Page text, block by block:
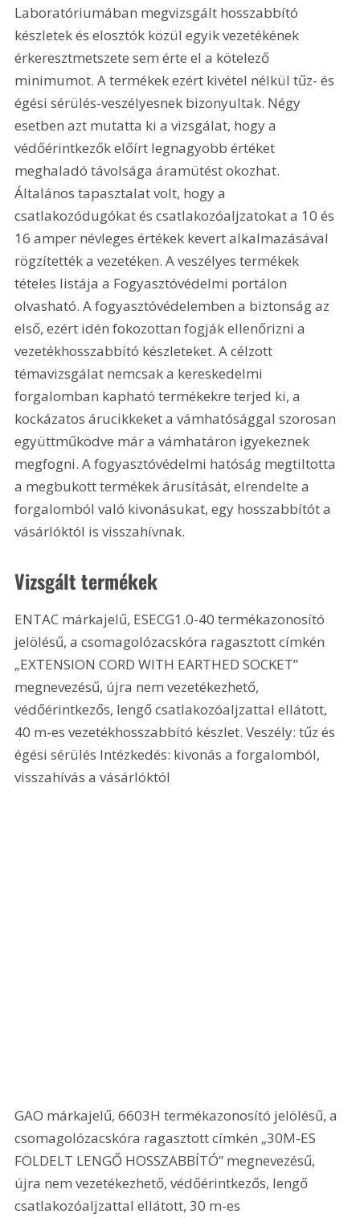
Laboratóriumában megvizsgált hosszabbító
készletek és elosztók közül egyik vezetékének
érkeresztmetszete sem érte el a kötelező
minimumot. A termékek ezért kivétel nélkül tűz- és
égési sérülés-veszélyesnek bizonyultak. Négy
esetben azt mutatta ki a vizsgálat, hogy a
védőérintkezők előírt legnagyobb értéket
meghaladó távolsága áramütést okozhat.
Általános tapasztalat volt, hogy a
csatlakozódugókat és csatlakozóaljzatokat a 10 és
16 amper névleges értékek kevert alkalmazásával
rögzítették a vezetéken. A veszélyes termékek
tételes listája a Fogyasztóvédelmi portálon
olvasható. A fogyasztóvédelemben a biztonság az
első, ezért idén fokozottan fogják ellenőrizni a
vezetékhosszabbító készleteket. A célzott
témavizsgálat nemcsak a kereskedelmi
forgalomban kapható termékekre terjed ki, a
kockázatos árucikkeket a vámhatósággal szorosan
együttműködve már a vámhatáron igyekeznek
megfogni. A fogyasztóvédelmi hatóság megtiltotta
a megbukott termékek árusítását, elrendelte a
forgalomból való kivonásukat, egy hosszabbítót a
vásárlóktól is visszahívnak.
Vizsgált termékek
ENTAC márkajelű, ESECG1.0-40 termékazonosító
jelölésű, a csomagolózacskóra ragasztott címkén
„EXTENSION CORD WITH EARTHED SOCKET”
megnevezésű, újra nem vezetékezhető,
védőérintkezős, lengő csatlakozóaljzattal ellátott,
40 m-es vezetékhosszabbító készlet. Veszély: tűz és
égési sérülés Intézkedés: kivonás a forgalomból,
visszahívás a vásárlóktól
GAO márkajelű, 6603H termékazonosító jelölésű, a
csomagolózacskóra ragasztott címkén „30M-ES
FÖLDELT LENGŐ HOSSZABBÍTÓ” megnevezésű,
újra nem vezetékezhető, védőérintkezős, lengő
csatlakozóaljzattal ellátott, 30 m-es